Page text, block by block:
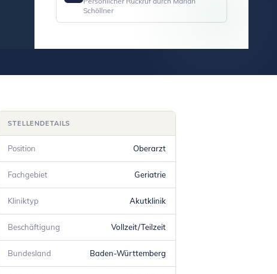
Schöllner
STELLENDETAILS
Position Oberarzt
Fachgebiet Geriatrie
Kliniktyp Akutklinik
Beschäftigung Vollzeit/Teilzeit
Bundesland Baden-Württemberg